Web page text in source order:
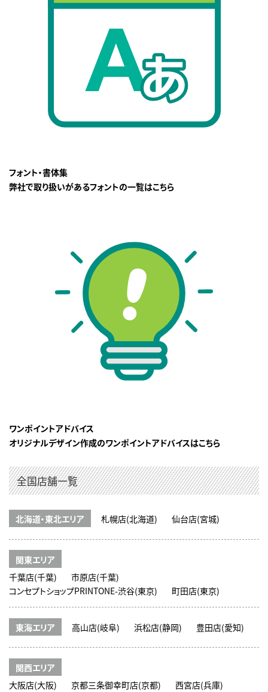
フォント・書体集
弊社で取り扱いがあるフォントの一覧はこちら
ワンポイントアドバイス
オリジナルデザイン作成のワンポイントアドバイスはこちら
全国店舗一覧
北海道・東北エリア 札幌店(北海道) 仙台店(宮城)
関東エリア
千葉店(千葉)
市原店(千葉)
コンセプトショップPRINTONE-渋谷(東京)
町田店(東京)
東海エリア 高山店(岐阜) 浜松店(静岡) 豊田店(愛知)
関西エリア
大阪店(大阪)
京都三条御幸町店(京都) 西宮店(兵庫)